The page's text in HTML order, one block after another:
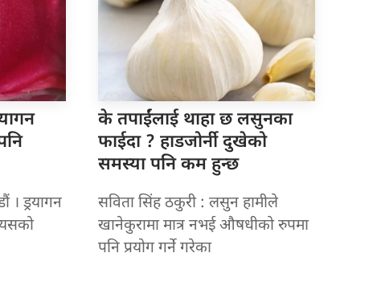
। ड्रयागन
के तपाईंलाई थाहा छ लसुनका
फाईदा ? हाडजोर्नी दुखेको
समस्या पनि कम हुन्छ
सविता सिंह ठकुरी : लसुन हामीले
खानेकुरामा मात्र नभई औषधीको रुपमा
पनि प्रयोग गर्ने गरेका